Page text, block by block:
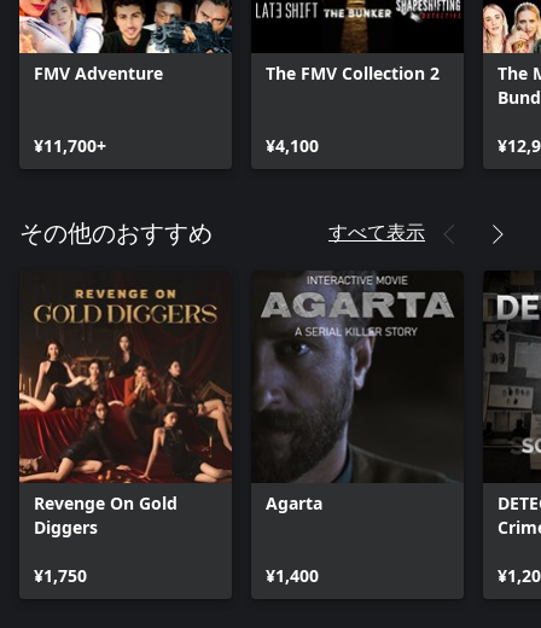
FMV Adventure
¥11,700+
The FMV Collection 2
¥4,100
The
その他のおすすめ すべて表示
Revenge On Gold
Diggers
¥1,750
Agarta
¥1,400